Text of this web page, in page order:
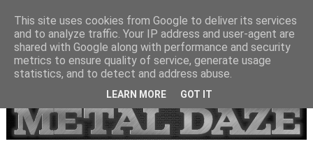
This site uses cookies from Google to deliver its services
and to analyze traffic. Your IP address and user-agent are
shared with Google along with performance and security
metrics to ensure quality of service, generate usage
statistics, and to detect and address abuse.
LEARN MORE GOT IT